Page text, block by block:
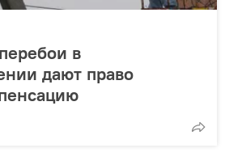
в
дают право